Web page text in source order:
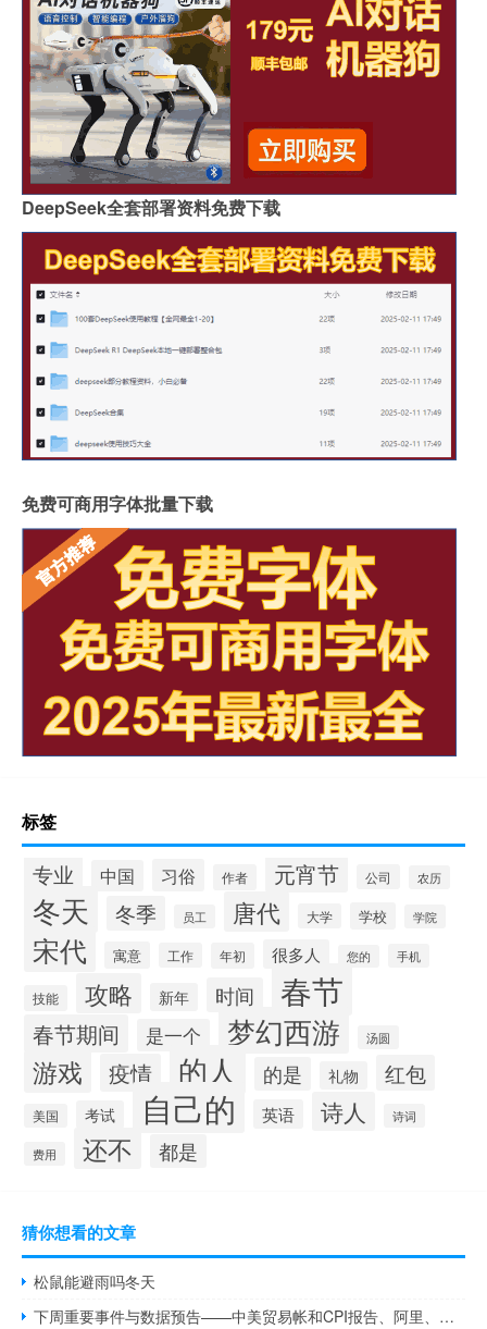
DeepSeek全套部署资料免费下载
免费可商用字体批量下载
标签
专业 中国 习俗 作者 元宵节 公司 农历
冬天 冬季 员工 唐代 大学 学校 学院
宋代 寓意 工作 年初 很多人 您的 手机
技能 攻略 新年 时间 春节
春节期间 是一个 梦幻西游 汤圆
游戏 疫情 的人 的是 礼物 红包
美国 考试 自己的 英语 诗人 诗词
费用 还不 都是
猜你想看的文章
松鼠能避雨吗冬天
下周重要事件与数据预告——中美贸易帐和CPI报告、阿里、中芯国际、中国移动等企业财报重磅公布美联储多位官员轮番露面